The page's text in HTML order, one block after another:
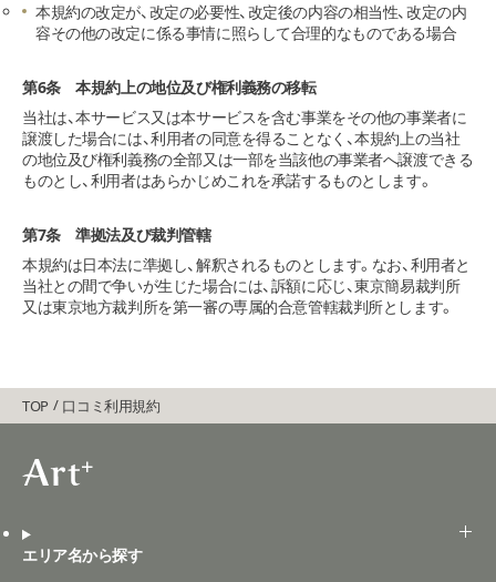
本規約の改定が、改定の必要性、改定後の内容の相当性、改定の内
容その他の改定に係る事情に照らして合理的なものである場合
第6条 本規約上の地位及び権利義務の移転
当社は、本サービス又は本サービスを含む事業をその他の事業者に
譲渡した場合には、利用者の同意を得ることなく、本規約上の当社
の地位及び権利義務の全部又は一部を当該他の事業者へ譲渡できる
ものとし、利用者はあらかじめこれを承諾するものとします。
第7条 準拠法及び裁判管轄
本規約は日本法に準拠し、解釈されるものとします。なお、利用者と
当社との間で争いが生じた場合には、訴額に応じ、東京簡易裁判所
又は東京地方裁判所を第一審の専属的合意管轄裁判所とします。
TOP 口コミ利用規約
エリア名から探す